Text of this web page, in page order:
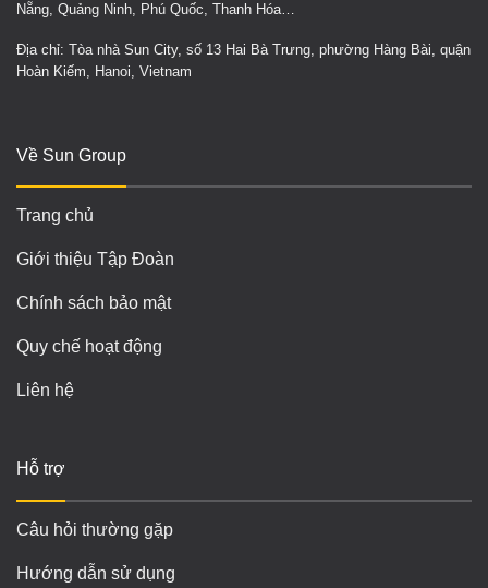
Nẵng, Quảng Ninh, Phú Quốc, Thanh Hóa…
Địa chỉ: Tòa nhà Sun City, số 13 Hai Bà Trưng, phường Hàng Bài, quận
Hoàn Kiếm, Hanoi, Vietnam
Về Sun Group
Trang chủ
Giới thiệu Tập Đoàn
Chính sách bảo mật
Quy chế hoạt động
Liên hệ
Hỗ trợ
Câu hỏi thường gặp
Hướng dẫn sử dụng